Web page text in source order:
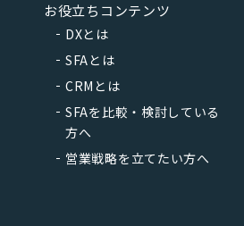
お役立ちコンテンツ
DXとは
SFAとは
CRMとは
SFAを比較・検討している
方へ
営業戦略を立てたい方へ